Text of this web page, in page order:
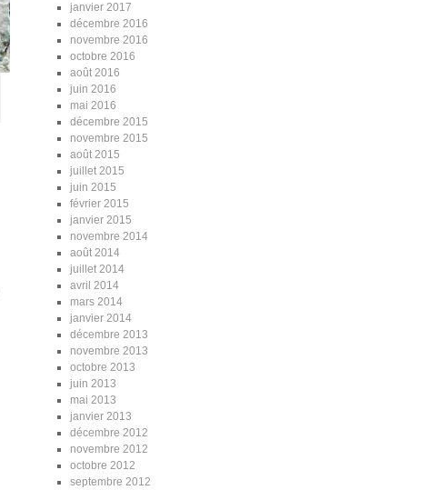
janvier 2017
décembre 2016
novembre 2016
octobre 2016
août 2016
juin 2016
mai 2016
décembre 2015
novembre 2015
août 2015
juillet 2015
juin 2015
février 2015
janvier 2015
novembre 2014
août 2014
juillet 2014
avril 2014
mars 2014
janvier 2014
décembre 2013
novembre 2013
octobre 2013
juin 2013
mai 2013
janvier 2013
décembre 2012
novembre 2012
octobre 2012
septembre 2012